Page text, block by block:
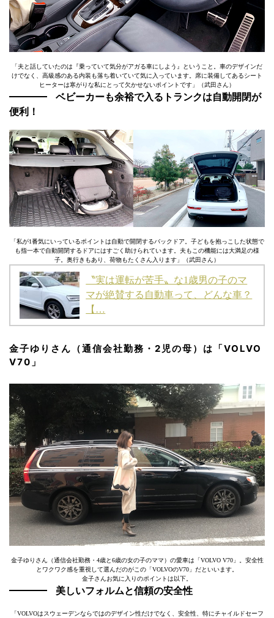
「夫と話していたのは『乗っていて気分がアガる車にしよう』ということ。車のデザインだ
けでなく、高級感のある内装も落ち着いていて気に入っています。席に装備してあるシート
ヒーターは寒がりな私にとって欠かせないポイントです」（武田さん）
ベビーカーも余裕で入るトランクは自動開閉が
便利！
「私が1番気にいっているポイントは自動で開閉するバックドア。子どもを抱っこした状態で
も指一本で自動開閉するドアにはすごく助けられています。夫もこの機能には大満足の様
子。奥行きもあり、荷物もたくさん入ります」（武田さん）
〝実は運転が苦手〟な1歳男の子のマ
マが絶賛する自動車って、どんな車？
【…
金子ゆりさん（通信会社勤務・2児の母）は「VOLVO
V70」
金子ゆりさん（通信会社勤務・4歳と6歳の女の子のママ）の愛車は「VOLVO V70」。安全性
とワクワク感を重視して選んだのがこの「VOLVOのV70」だといいます。
金子さんお気に入りのポイントは以下。
美しいフォルムと信頼の安全性
「VOLVOはスウェーデンならではのデザイン性だけでなく、安全性、特にチャイルドセーフ